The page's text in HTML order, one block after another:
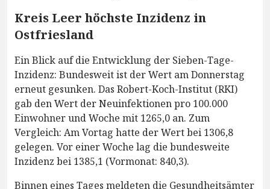
Kreis Leer höchste Inzidenz in
Ostfriesland
Ein Blick auf die Entwicklung der Sieben-Tage-
Inzidenz: Bundesweit ist der Wert am Donnerstag
erneut gesunken. Das Robert-Koch-Institut (RKI)
gab den Wert der Neuinfektionen pro 100.000
Einwohner und Woche mit 1265,0 an. Zum
Vergleich: Am Vortag hatte der Wert bei 1306,8
gelegen. Vor einer Woche lag die bundesweite
Inzidenz bei 1385,1 (Vormonat: 840,3).
Binnen eines Tages meldeten die Gesundheitsämter